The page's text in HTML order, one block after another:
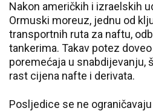
Nakon američkih i izraelskih
Ormuski moreuz, jednu od
transportnih ruta za naftu,
tankerima. Takav potez
poremećaja u snabdijevanju,
rast cijena nafte i derivata.
Posljedice se ne